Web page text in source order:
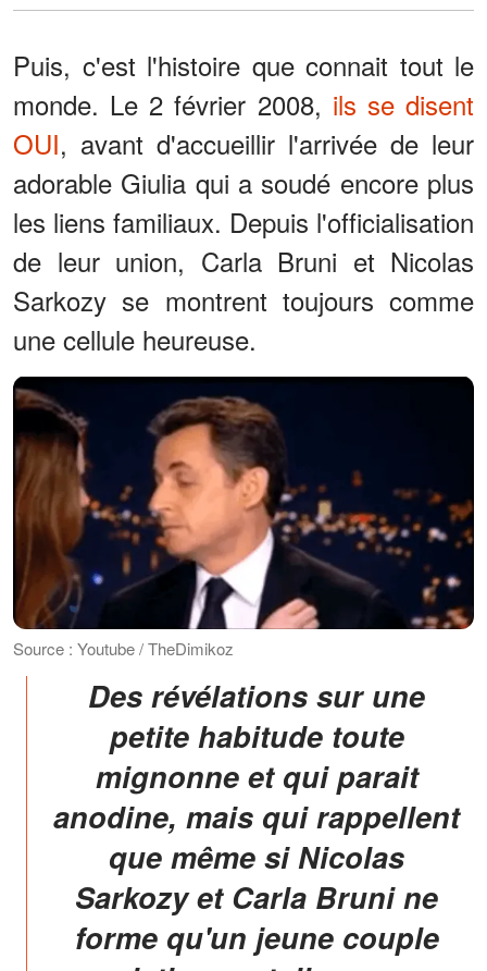
Puis, c'est l'histoire que connait tout le
monde. Le 2 février 2008, ils se disent
OUI, avant d'accueillir l'arrivée de leur
adorable Giulia qui a soudé encore plus
les liens familiaux. Depuis l'officialisation
de leur union, Carla Bruni et Nicolas
Sarkozy se montrent toujours comme
une cellule heureuse.
Source : Youtube / TheDimikoz
Des révélations sur une
petite habitude toute
mignonne et qui parait
anodine, mais qui rappellent
que même si Nicolas
Sarkozy et Carla Bruni ne
forme qu'un jeune couple